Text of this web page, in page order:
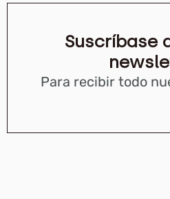
Suscríbase
Para recibir todo